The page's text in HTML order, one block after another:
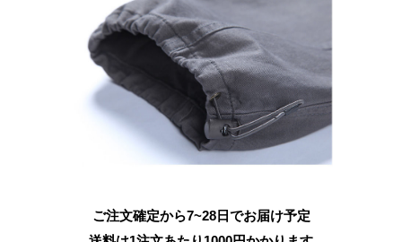
ご注文確定から7~28日でお届け予定